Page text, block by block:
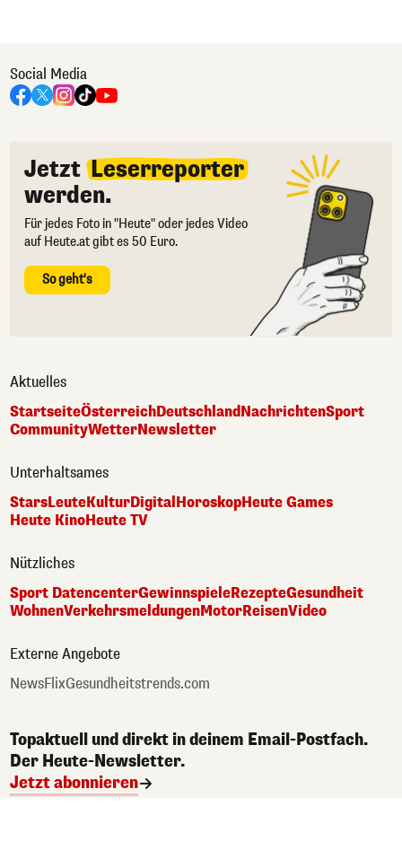
Social Media
Jetzt Leserreporter
werden.
Für jedes Foto in "Heute" oder jedes Video
auf Heute.at gibt es 50 Euro.
So geht's
Aktuelles
StartseiteÖsterreichDeutschlandNachrichtenSport
CommunityWetterNewsletter
Unterhaltsames
StarsLeuteKulturDigitalHoroskopHeute Games
Heute KinoHeute TV
Nützliches
Sport DatencenterGewinnspieleRezepteGesundheit
WohnenVerkehrsmeldungenMotorReisenVideo
Externe Angebote
NewsFlixGesundheitstrends.com
Topaktuell und direkt in deinem Email-Postfach.
Der Heute-Newsletter.
Jetzt abonnieren